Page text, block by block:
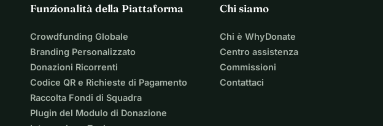
Funzionalità della Piattaforma
Crowdfunding Globale
Branding Personalizzato
Donazioni Ricorrenti
Codice QR e Richieste di Pagamento
Raccolta Fondi di Squadra
Plugin del Modulo di Donazione
Chi siamo
Chi è WhyDonate
Centro assistenza
Commissioni
Contattaci